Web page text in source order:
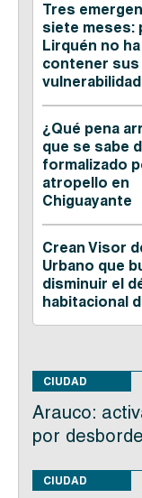
Tres
siete meses:
Lirquén no
contener sus
¿Qué pena
que se sabe
formalizado
atropello en
Chiguayante
Crean Visor
Urbano que
disminuir el
habitacional
CIUDAD
Arauco:
por
CIUDAD